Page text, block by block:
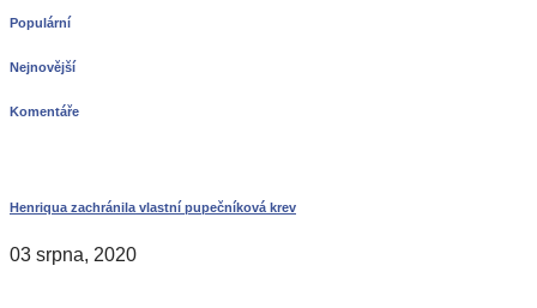
Populární
Nejnovější
Komentáře
Henriqua zachránila vlastní pupečníková krev
03 srpna, 2020